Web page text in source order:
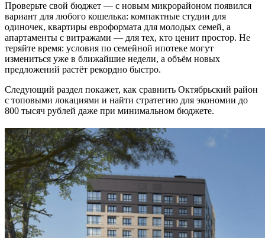
Проверьте свой бюджет — с новым микрорайоном появился
вариант для любого кошелька: компактные студии для
одиночек, квартиры евроформата для молодых семей, а
апартаменты с витражами — для тех, кто ценит простор. Не
теряйте время: условия по семейной ипотеке могут
измениться уже в ближайшие недели, а объём новых
предложений растёт рекордно быстро.
Следующий раздел покажет, как сравнить Октябрьский район
с топовыми локациями и найти стратегию для экономии до
800 тысяч рублей даже при минимальном бюджете.